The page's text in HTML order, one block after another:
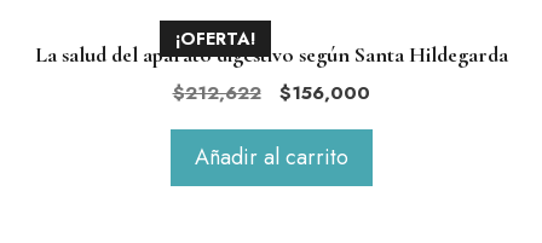
¡OFERTA!
La salud del aparato digestivo según Santa Hildegarda
$212,622
El
original
$156,000El
Añadir al carrito